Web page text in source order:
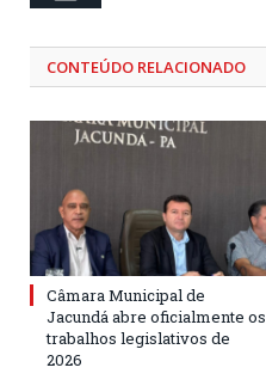
CONTEÚDO RELACIONADO
Câmara Municipal de
Jacundá abre oficialmente os
trabalhos legislativos de
2026